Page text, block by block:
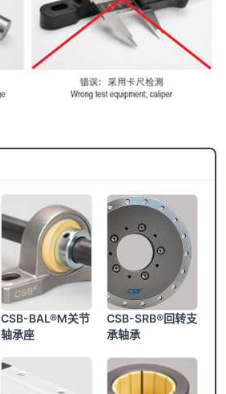
CSB-BAL®M关节
轴承座
CSB-SRB®回转支
承轴承